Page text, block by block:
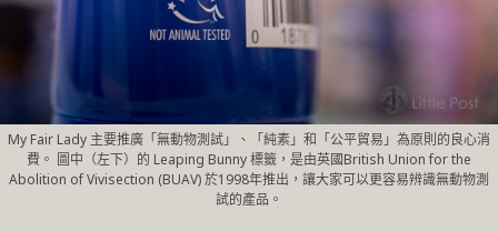
My Fair Lady 主要推廣「無動物測試」、「純素」和「公平貿易」為原則的良心消
費。 圖中（左下）的 Leaping Bunny 標籤，是由英國British Union for the
Abolition of Vivisection (BUAV) 於1998年推出，讓大家可以更容易辨識無動物測
試的產品。